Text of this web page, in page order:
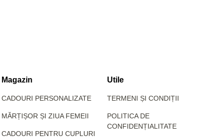
Magazin
CADOURI PERSONALIZATE
MĂRȚIȘOR ȘI ZIUA FEMEII
CADOURI PENTRU CUPLURI
Utile
TERMENI ȘI CONDIȚII
POLITICA DE
CONFIDENȚIALITATE